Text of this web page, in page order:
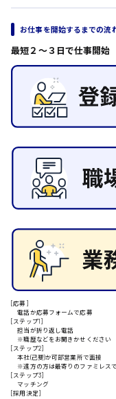
接客
営業
ルート営業
その他の専門職
施設管理・整備
清掃
配送・ドライバー
東広島市
安芸高田市
安芸太田町
安芸郡
日給8000円～
日給9000円～
日給10000円以上
お仕事を開始するまでの流
最短２〜３日で仕事開始
[応募]
電話か応募フォームで応募
[ステップ1]
担当が折り返し電話
※職歴などをお聞きかせください
[ステップ2]
本社(己斐)か可部営業所で面接
※遠方の方は最寄りのファミレスで
[ステップ3]
マッチング
[採用決定]